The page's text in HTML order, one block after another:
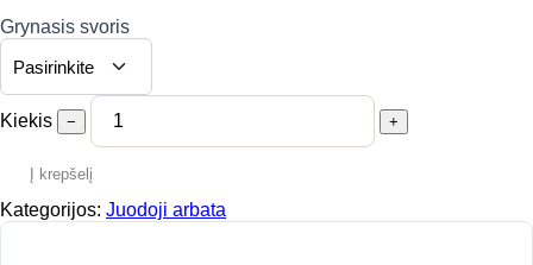
Grynasis svoris
Kiekis − +
Į krepšelį
Kategorijos: Juodoji arbata